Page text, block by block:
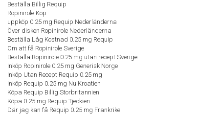
Beställa Billig Requip
Ropinirole Köp
uppköp 0.25 mg Requip Nederländerna
Över disken Ropinirole Nederländerna
Beställa Låg Kostnad 0.25 mg Requip
Om att få Ropinirole Sverige
Beställa Ropinirole 0.25 mg utan recept Sverige
Inköp Ropinirole 0.25 mg Generisk Norge
Inköp Utan Recept Requip 0.25 mg
Inköp Requip 0.25 mg Nu Kroatien
Köpa Requip Billig Storbritannien
Köpa 0.25 mg Requip Tjeckien
Där jag kan få Requip 0.25 mg Frankrike